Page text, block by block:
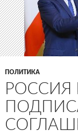
ПОЛИТИКА
РОССИЯ